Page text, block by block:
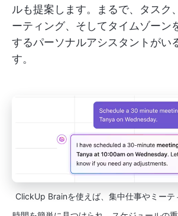
ルも提案します。まるで、タスク
ーティング、そしてタイムゾーン
するパーソナルアシスタントがい
す。
ClickUp Brainを使えば、集中仕事やミーテ